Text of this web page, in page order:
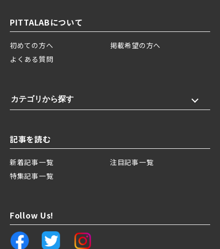
PITTALABについて
初めての方へ
掲載希望の方へ
よくある質問
カテゴリから探す
記事を読む
新着記事一覧
注目記事一覧
特集記事一覧
Follow Us!